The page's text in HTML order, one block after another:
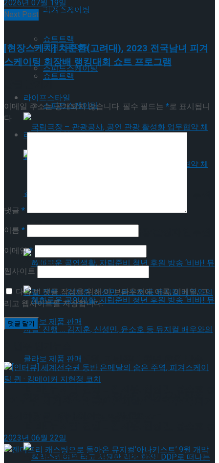
피겨스케이팅
쇼트트랙
스피드스케이팅
라이프스타일
국립극장 – 관광공사, 공연 관광 활성화 업무협
약 체결
혜화로운 공연생활, 자립준비 청년 후원 방송
Trending Tags
피겨스케이팅
쇼트트랙
스피드스케이팅
라이프스타일
국립극장 – 관광공사, 공연 관광 활성화 업무협
약 체결
뮤지컬 배우와의 콜라보 제품 판매
2026년 07월 19일
Next Post
[현장스케치] 차준환(고려대), 2023 전국남녀 피겨
스케이팅 회장배 랭킹대회 쇼트 프로그램
이메일 주소는 공개되지 않습니다. 필수 필드는 *로 표시됩니
다
댓글 *
이름 *
이메일*
웹사이트
다음 번 댓글 작성을 위해 이 브라우저에 이름, 이메일, 그
리고 웹사이트를 저장합니다.
2023년 06월 22일